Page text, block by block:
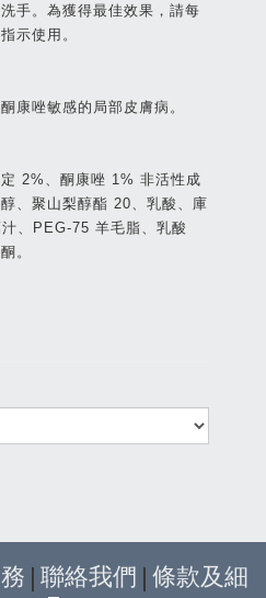
手。為獲得最佳效果，請每
示使用。
康唑敏感的局部皮膚病。
2%、酮康唑 1% 非活性成
、聚山梨醇酯 20、乳酸、庫
、PEG-75 羊毛脂、乳酸
。
| 聯絡我們 | 條款及細